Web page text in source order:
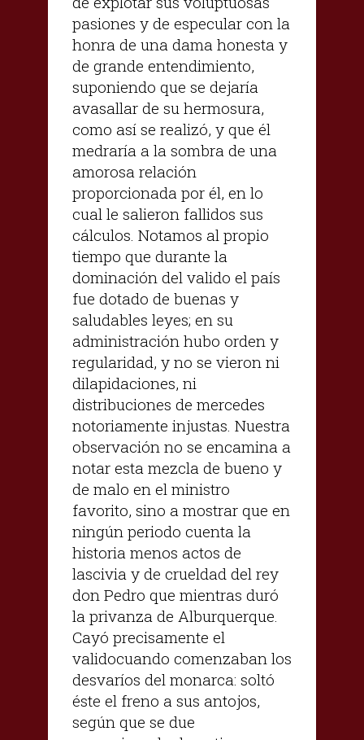
pasiones y de especular con la
honra de una dama honesta y
de grande entendimiento,
suponiendo que se dejaría
avasallar de su hermosura,
como así se realizó, y que él
medraría a la sombra de una
amorosa relación
proporcionada por él, en lo
cual le salieron fallidos sus
cálculos. Notamos al propio
tiempo que durante la
dominación del valido el país
fue dotado de buenas y
saludables leyes; en su
administración hubo orden y
regularidad, y no se vieron ni
dilapidaciones, ni
distribuciones de mercedes
notoriamente injustas. Nuestra
observación no se encamina a
notar esta mezcla de bueno y
de malo en el ministro
favorito, sino a mostrar que en
ningún periodo cuenta la
historia menos actos de
lascivia y de crueldad del rey
don Pedro que mientras duró
la privanza de Alburquerque.
Cayó precisamente el
validocuando comenzaban los
desvaríos del monarca: soltó
éste el freno a sus antojos,
según que se due